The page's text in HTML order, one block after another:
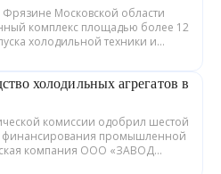
Московской области
комплекс площадью более 12
холодильной техники и
...
холодильных агрегатов в
комиссии одобрил шестой
финансирования промышленной
компания ООО «ЗАВОД